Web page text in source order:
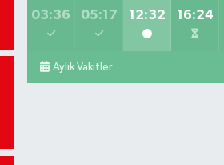
03:36 05:17 12:32 16:24
Aylık Vakitler